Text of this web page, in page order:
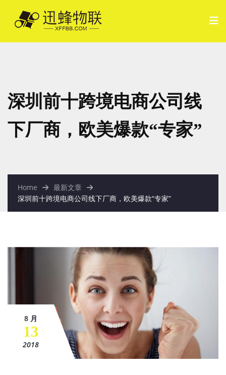
深圳前十跨境电商公司线
下厂商，欧美爆款“专家”
Home
最新文章
深圳前十跨境电商公司线下厂商，欧美爆款“专家”
8 月
13
2018